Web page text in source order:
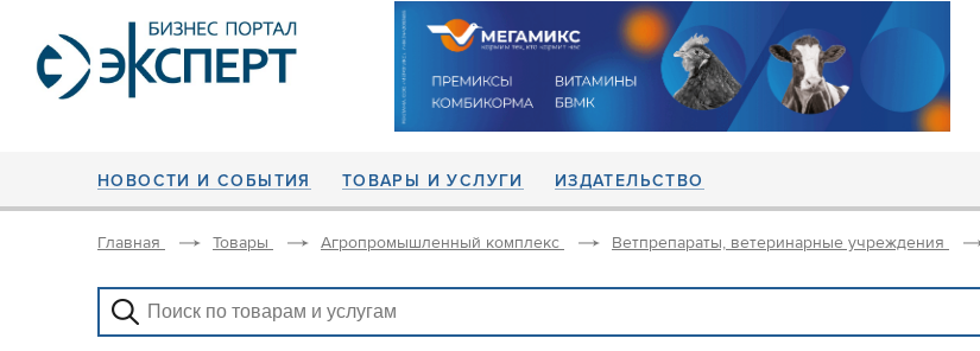
НОВОСТИ И СОБЫТИЯ ТОВАРЫ И УСЛУГИ ИЗДАТЕЛЬСТВО
Главная Товары Агропромышленный комплекс Ветпрепараты, ветеринарные учреждения